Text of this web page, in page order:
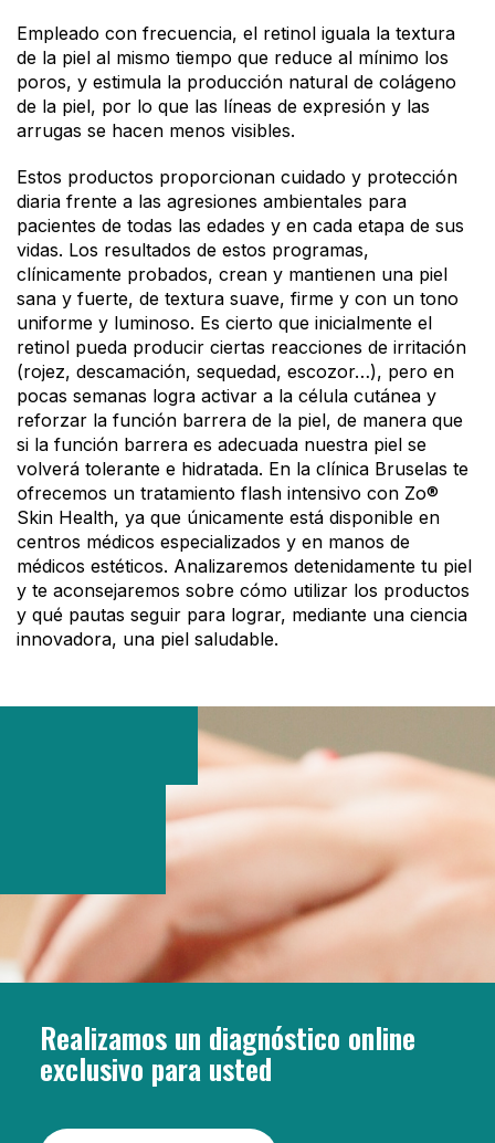
Empleado con frecuencia, el retinol iguala la textura
de la piel al mismo tiempo que reduce al mínimo los
poros, y estimula la producción natural de colágeno
de la piel, por lo que las líneas de expresión y las
arrugas se hacen menos visibles.
Estos productos proporcionan cuidado y protección
diaria frente a las agresiones ambientales para
pacientes de todas las edades y en cada etapa de sus
vidas. Los resultados de estos programas,
clínicamente probados, crean y mantienen una piel
sana y fuerte, de textura suave, firme y con un tono
uniforme y luminoso. Es cierto que inicialmente el
retinol pueda producir ciertas reacciones de irritación
(rojez, descamación, sequedad, escozor…), pero en
pocas semanas logra activar a la célula cutánea y
reforzar la función barrera de la piel, de manera que
si la función barrera es adecuada nuestra piel se
volverá tolerante e hidratada. En la clínica Bruselas te
ofrecemos un tratamiento flash intensivo con Zo®
Skin Health, ya que únicamente está disponible en
centros médicos especializados y en manos de
médicos estéticos. Analizaremos detenidamente tu piel
y te aconsejaremos sobre cómo utilizar los productos
y qué pautas seguir para lograr, mediante una ciencia
innovadora, una piel saludable.
Realizamos un diagnóstico online
exclusivo para usted